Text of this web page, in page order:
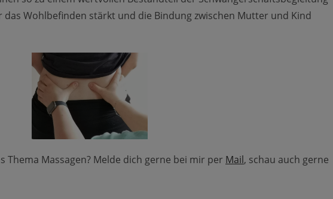
Wohlbefinden stärkt und die Bindung zwischen Mutter und Kind
Thema Massagen? Melde dich gerne bei mir per Mail, schau auch gerne